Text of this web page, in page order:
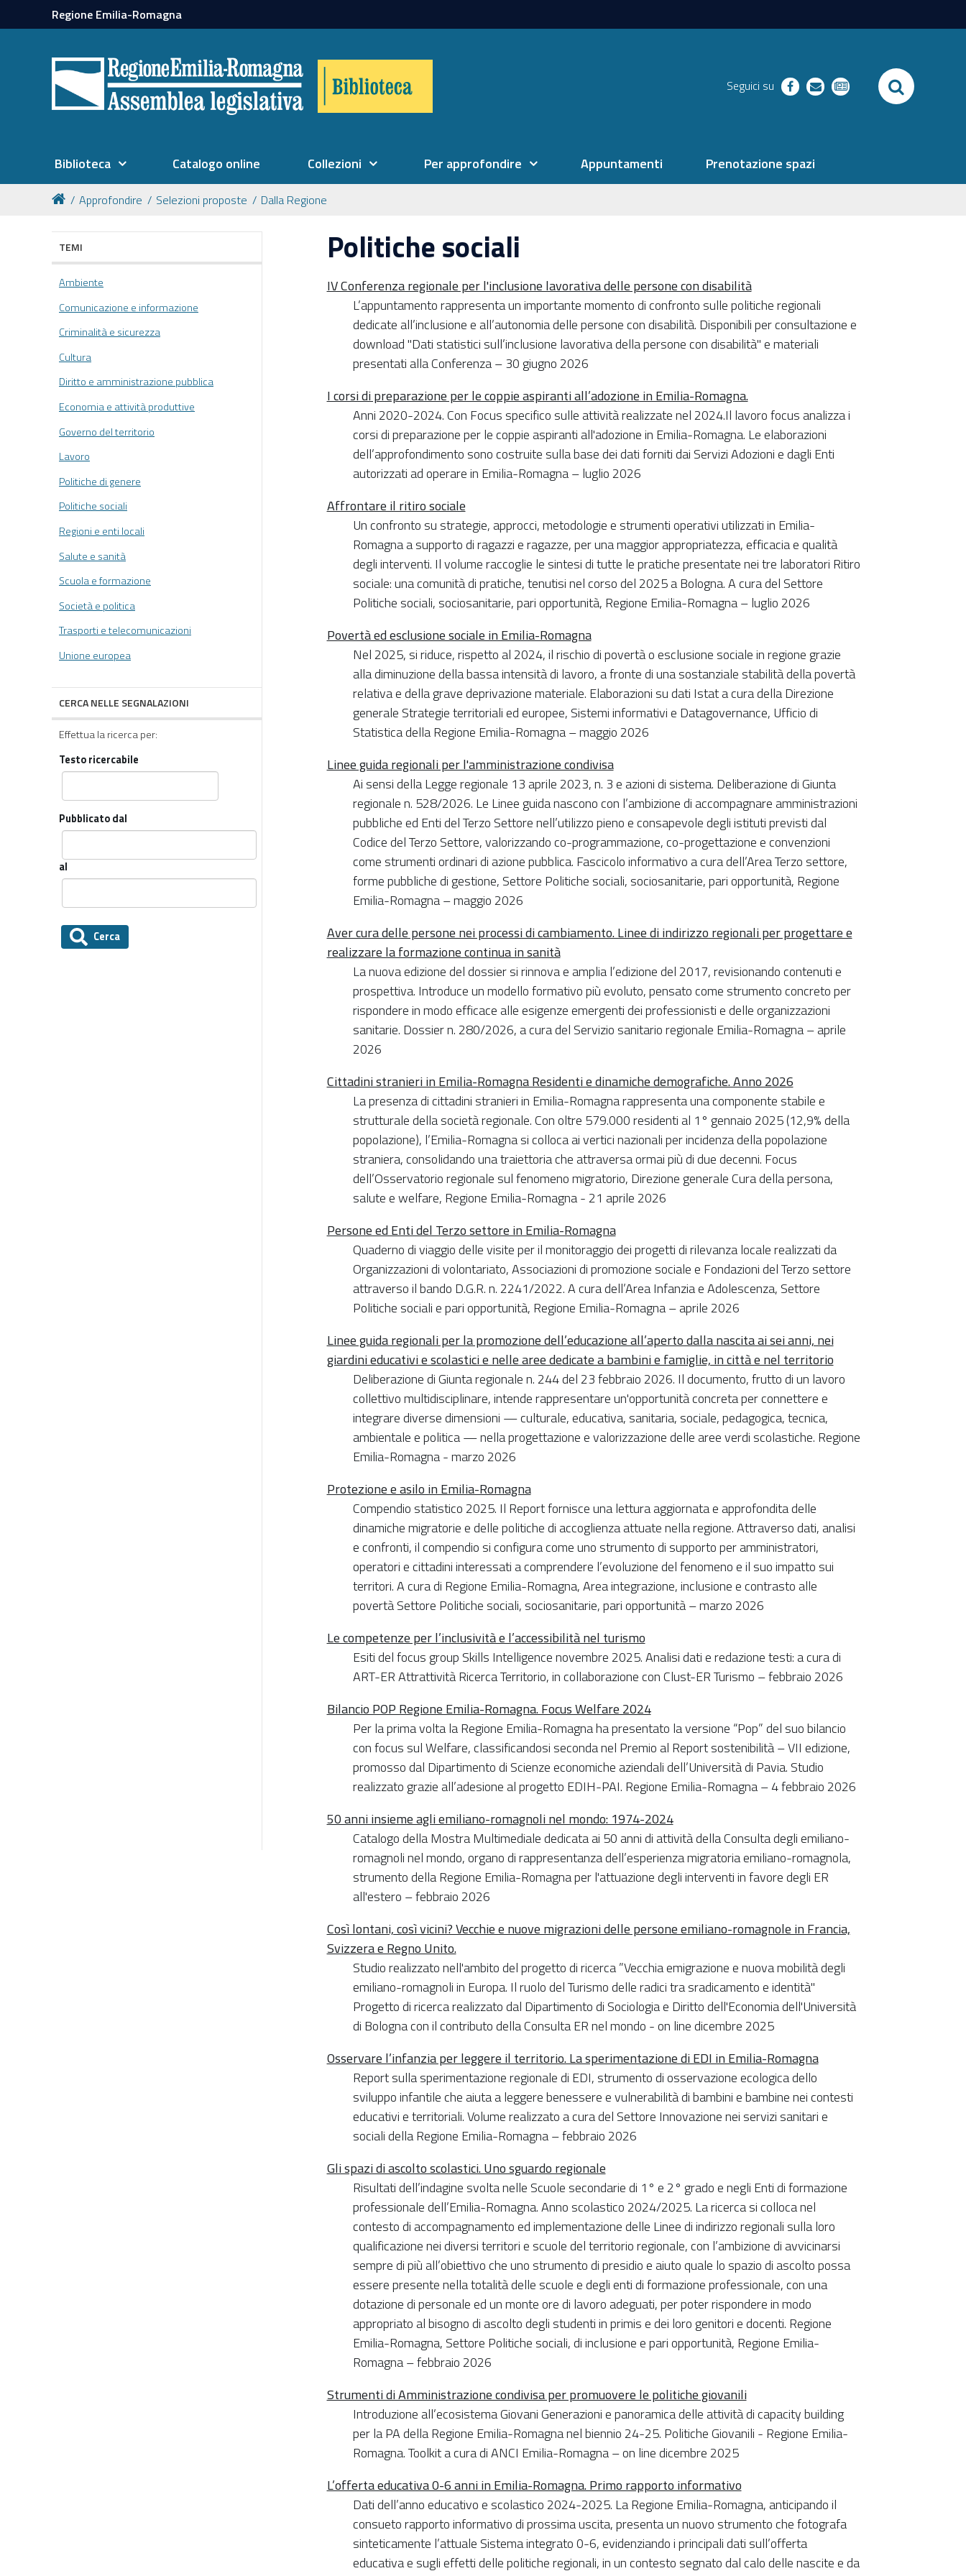
Regione Emilia-Romagna
Seguici su facebookrichiestenewsletter SEARCH
Biblioteca Catalogo online Collezioni Per approfondire Appuntamenti Prenotazione spazi
Approfondire Selezioni proposte Dalla Regione
Politiche sociali
IV Conferenza regionale per l'inclusione lavorativa delle persone con disabilità
L’appuntamento rappresenta un importante momento di confronto sulle politiche regionali
dedicate all’inclusione e all’autonomia delle persone con disabilità. Disponibili per consultazione e
download "Dati statistici sull’inclusione lavorativa della persone con disabilità" e materiali
presentati alla Conferenza – 30 giugno 2026
I corsi di preparazione per le coppie aspiranti all’adozione in Emilia-Romagna.
Anni 2020-2024. Con Focus specifico sulle attività realizzate nel 2024.Il lavoro focus analizza i
corsi di preparazione per le coppie aspiranti all'adozione in Emilia-Romagna. Le elaborazioni
dell’approfondimento sono costruite sulla base dei dati forniti dai Servizi Adozioni e dagli Enti
autorizzati ad operare in Emilia-Romagna – luglio 2026
Affrontare il ritiro sociale
Un confronto su strategie, approcci, metodologie e strumenti operativi utilizzati in Emilia-
Romagna a supporto di ragazzi e ragazze, per una maggior appropriatezza, efficacia e qualità
degli interventi. Il volume raccoglie le sintesi di tutte le pratiche presentate nei tre laboratori Ritiro
sociale: una comunità di pratiche, tenutisi nel corso del 2025 a Bologna. A cura del Settore
Politiche sociali, sociosanitarie, pari opportunità, Regione Emilia-Romagna – luglio 2026
Povertà ed esclusione sociale in Emilia-Romagna
Nel 2025, si riduce, rispetto al 2024, il rischio di povertà o esclusione sociale in regione grazie
alla diminuzione della bassa intensità di lavoro, a fronte di una sostanziale stabilità della povertà
relativa e della grave deprivazione materiale. Elaborazioni su dati Istat a cura della Direzione
generale Strategie territoriali ed europee, Sistemi informativi e Datagovernance, Ufficio di
Statistica della Regione Emilia-Romagna – maggio 2026
Linee guida regionali per l'amministrazione condivisa
Ai sensi della Legge regionale 13 aprile 2023, n. 3 e azioni di sistema. Deliberazione di Giunta
regionale n. 528/2026. Le Linee guida nascono con l’ambizione di accompagnare amministrazioni
pubbliche ed Enti del Terzo Settore nell’utilizzo pieno e consapevole degli istituti previsti dal
Codice del Terzo Settore, valorizzando co-programmazione, co-progettazione e convenzioni
come strumenti ordinari di azione pubblica. Fascicolo informativo a cura dell’Area Terzo settore,
forme pubbliche di gestione, Settore Politiche sociali, sociosanitarie, pari opportunità, Regione
Emilia-Romagna – maggio 2026
Aver cura delle persone nei processi di cambiamento. Linee di indirizzo regionali per progettare e
realizzare la formazione continua in sanità
La nuova edizione del dossier si rinnova e amplia l’edizione del 2017, revisionando contenuti e
prospettiva. Introduce un modello formativo più evoluto, pensato come strumento concreto per
rispondere in modo efficace alle esigenze emergenti dei professionisti e delle organizzazioni
sanitarie. Dossier n. 280/2026, a cura del Servizio sanitario regionale Emilia-Romagna – aprile
2026
Cittadini stranieri in Emilia-Romagna Residenti e dinamiche demografiche. Anno 2026
La presenza di cittadini stranieri in Emilia-Romagna rappresenta una componente stabile e
strutturale della società regionale. Con oltre 579.000 residenti al 1° gennaio 2025 (12,9% della
popolazione), l’Emilia-Romagna si colloca ai vertici nazionali per incidenza della popolazione
straniera, consolidando una traiettoria che attraversa ormai più di due decenni. Focus
dell’Osservatorio regionale sul fenomeno migratorio, Direzione generale Cura della persona,
salute e welfare, Regione Emilia-Romagna - 21 aprile 2026
Persone ed Enti del Terzo settore in Emilia-Romagna
Quaderno di viaggio delle visite per il monitoraggio dei progetti di rilevanza locale realizzati da
Organizzazioni di volontariato, Associazioni di promozione sociale e Fondazioni del Terzo settore
attraverso il bando D.G.R. n. 2241/2022. A cura dell’Area Infanzia e Adolescenza, Settore
Politiche sociali e pari opportunità, Regione Emilia-Romagna – aprile 2026
Linee guida regionali per la promozione dell’educazione all’aperto dalla nascita ai sei anni, nei
giardini educativi e scolastici e nelle aree dedicate a bambini e famiglie, in città e nel territorio
Deliberazione di Giunta regionale n. 244 del 23 febbraio 2026. Il documento, frutto di un lavoro
collettivo multidisciplinare, intende rappresentare un'opportunità concreta per connettere e
integrare diverse dimensioni — culturale, educativa, sanitaria, sociale, pedagogica, tecnica,
ambientale e politica — nella progettazione e valorizzazione delle aree verdi scolastiche. Regione
Emilia-Romagna - marzo 2026
Protezione e asilo in Emilia-Romagna
Compendio statistico 2025. Il Report fornisce una lettura aggiornata e approfondita delle
dinamiche migratorie e delle politiche di accoglienza attuate nella regione. Attraverso dati, analisi
e confronti, il compendio si configura come uno strumento di supporto per amministratori,
operatori e cittadini interessati a comprendere l’evoluzione del fenomeno e il suo impatto sui
territori. A cura di Regione Emilia-Romagna, Area integrazione, inclusione e contrasto alle
povertà Settore Politiche sociali, sociosanitarie, pari opportunità – marzo 2026
Le competenze per l’inclusività e l’accessibilità nel turismo
Esiti del focus group Skills Intelligence novembre 2025. Analisi dati e redazione testi: a cura di
ART-ER Attrattività Ricerca Territorio, in collaborazione con Clust-ER Turismo – febbraio 2026
Bilancio POP Regione Emilia-Romagna. Focus Welfare 2024
Per la prima volta la Regione Emilia-Romagna ha presentato la versione “Pop” del suo bilancio
con focus sul Welfare, classificandosi seconda nel Premio al Report sostenibilità – VII edizione,
promosso dal Dipartimento di Scienze economiche aziendali dell’Università di Pavia. Studio
realizzato grazie all’adesione al progetto EDIH-PAI. Regione Emilia-Romagna – 4 febbraio 2026
50 anni insieme agli emiliano-romagnoli nel mondo: 1974-2024
Catalogo della Mostra Multimediale dedicata ai 50 anni di attività della Consulta degli emiliano-
romagnoli nel mondo, organo di rappresentanza dell’esperienza migratoria emiliano-romagnola,
strumento della Regione Emilia-Romagna per l'attuazione degli interventi in favore degli ER
all'estero – febbraio 2026
Così lontani, così vicini? Vecchie e nuove migrazioni delle persone emiliano-romagnole in Francia,
Svizzera e Regno Unito.
Studio realizzato nell'ambito del progetto di ricerca ”Vecchia emigrazione e nuova mobilità degli
emiliano-romagnoli in Europa. Il ruolo del Turismo delle radici tra sradicamento e identità"
Progetto di ricerca realizzato dal Dipartimento di Sociologia e Diritto dell'Economia dell'Università
di Bologna con il contributo della Consulta ER nel mondo - on line dicembre 2025
Osservare l’infanzia per leggere il territorio. La sperimentazione di EDI in Emilia-Romagna
Report sulla sperimentazione regionale di EDI, strumento di osservazione ecologica dello
sviluppo infantile che aiuta a leggere benessere e vulnerabilità di bambini e bambine nei contesti
educativi e territoriali. Volume realizzato a cura del Settore Innovazione nei servizi sanitari e
sociali della Regione Emilia-Romagna – febbraio 2026
Gli spazi di ascolto scolastici. Uno sguardo regionale
Risultati dell’indagine svolta nelle Scuole secondarie di 1° e 2° grado e negli Enti di formazione
professionale dell’Emilia-Romagna. Anno scolastico 2024/2025. La ricerca si colloca nel
contesto di accompagnamento ed implementazione delle Linee di indirizzo regionali sulla loro
qualificazione nei diversi territori e scuole del territorio regionale, con l’ambizione di avvicinarsi
sempre di più all’obiettivo che uno strumento di presidio e aiuto quale lo spazio di ascolto possa
essere presente nella totalità delle scuole e degli enti di formazione professionale, con una
dotazione di personale ed un monte ore di lavoro adeguati, per poter rispondere in modo
appropriato al bisogno di ascolto degli studenti in primis e dei loro genitori e docenti. Regione
Emilia-Romagna, Settore Politiche sociali, di inclusione e pari opportunità, Regione Emilia-
Romagna – febbraio 2026
Strumenti di Amministrazione condivisa per promuovere le politiche giovanili
Introduzione all’ecosistema Giovani Generazioni e panoramica delle attività di capacity building
per la PA della Regione Emilia-Romagna nel biennio 24-25. Politiche Giovanili - Regione Emilia-
Romagna. Toolkit a cura di ANCI Emilia-Romagna – on line dicembre 2025
L’offerta educativa 0-6 anni in Emilia-Romagna. Primo rapporto informativo
Dati dell’anno educativo e scolastico 2024-2025. La Regione Emilia-Romagna, anticipando il
consueto rapporto informativo di prossima uscita, presenta un nuovo strumento che fotografa
sinteticamente l’attuale Sistema integrato 0-6, evidenziando i principali dati sull’offerta
educativa e sugli effetti delle politiche regionali, in un contesto segnato dal calo delle nascite e da
TEMI
Ambiente
Comunicazione e informazione
Criminalità e sicurezza
Cultura
Diritto e amministrazione pubblica
Economia e attività produttive
Governo del territorio
Lavoro
Politiche di genere
Politiche sociali
Regioni e enti locali
Salute e sanità
Scuola e formazione
Società e politica
Trasporti e telecomunicazioni
Unione europea
CERCA NELLE SEGNALAZIONI
Effettua la ricerca per:
Testo ricercabile
Pubblicato dal
al